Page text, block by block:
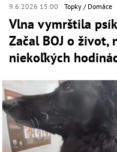
9.6.2026 15:00 Topky Domáce
Vlna vymrštila
Začal BOJ o život,
niekoľkých